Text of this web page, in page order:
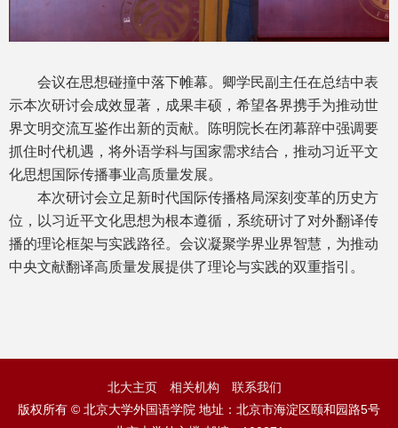
会议在思想碰撞中落下帷幕。卿学民副主任在总结中表
示本次研讨会成效显著，成果丰硕，希望各界携手为推动世
界文明交流互鉴作出新的贡献。陈明院长在闭幕辞中强调要
抓住时代机遇，将外语学科与国家需求结合，推动习近平文
化思想国际传播事业高质量发展。
本次研讨会立足新时代国际传播格局深刻变革的历史方
位，以习近平文化思想为根本遵循，系统研讨了对外翻译传
播的理论框架与实践路径。会议凝聚学界业界智慧，为推动
中央文献翻译高质量发展提供了理论与实践的双重指引。
北大主页 相关机构
联系我们
版权所有 © 北京大学外国语学院 地址：北京市海淀区颐和园路5号